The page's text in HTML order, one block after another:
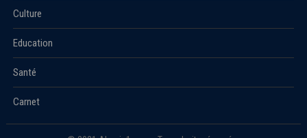
Culture
Education
Santé
Carnet